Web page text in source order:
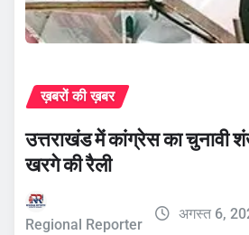
ख़बरों की ख़बर
उत्तराखंड में कांग्रेस का चुनावी
खरगे की रैली
Regional Reporter
अगस्त 6,